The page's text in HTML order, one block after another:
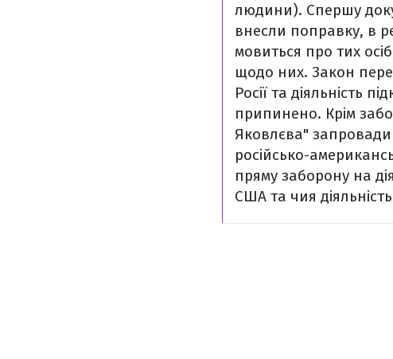
людини). Спершу
внесли поправку, в
мовиться про тих
щодо них. Закон
Росії та діяльність
припинено. Крім
Яковлєва"
російсько-
пряму заборону на
США та чия